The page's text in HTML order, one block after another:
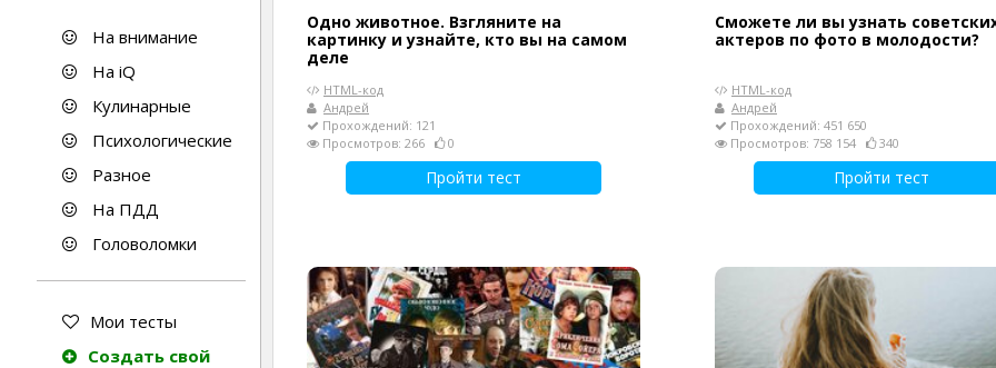
На внимание
На iQ
Кулинарные
Психологические
Разное
На ПДД
Головоломки
Мои тесты
Создать свой
Одно животное. Взгляните на
картинку и узнайте, кто вы на самом
деле
HTML-код
Андрей
Прохождений: 121
Просмотров: 266
0
Пройти тест
Сможете ли вы узнать
актеров по фото в молодости?
HTML-код
Андрей
Прохождений: 451 650
Просмотров: 758 154
340
Пройти тест